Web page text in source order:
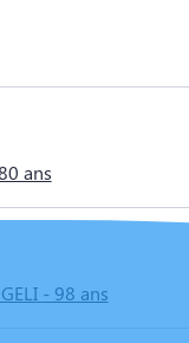
ans
- 98 ans